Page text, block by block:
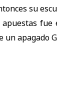
su
fue
un apagado